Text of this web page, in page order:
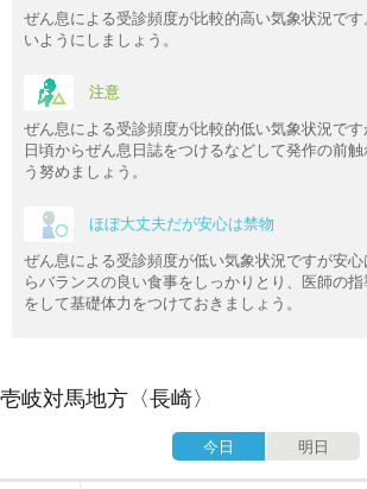
ぜん息による受診頻度が比較的高い気象状況で
いようにしましょう。
注意
ぜん息による受診頻度が比較的低い気象状況です
日頃からぜん息日誌をつけるなどして発作の前
う努めましょう。
ほぼ大丈夫だが安心は禁物
ぜん息による受診頻度が低い気象状況ですが安
らバランスの良い食事をしっかりとり、医師の
をして基礎体力をつけておきましょう。
壱岐対馬地方〈長崎〉
今日 明日